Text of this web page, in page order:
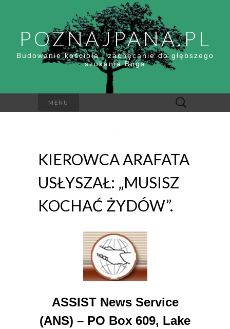
POZNAJPANA.PL
Budowanie kościoła i zachęcanie do głębszego
szukania Boga
MENU Szukaj:
KIEROWCA ARAFATA
USŁYSZAŁ: „MUSISZ
KOCHAĆ ŻYDÓW”.
ASSIST News Service
(ANS) – PO Box 609, Lake